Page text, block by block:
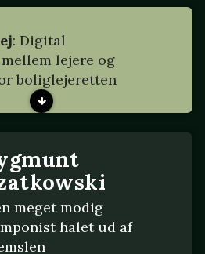
: Digital
lejere og
boliglejeretten
meget modig
halet ud af